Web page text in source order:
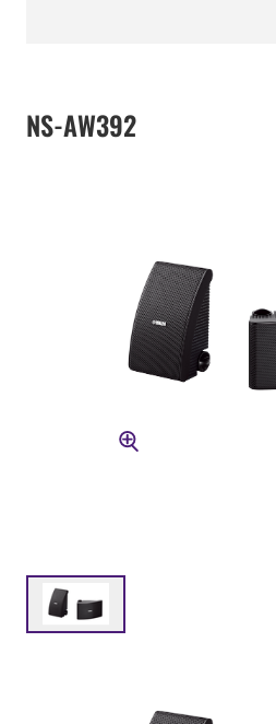
NS-AW392